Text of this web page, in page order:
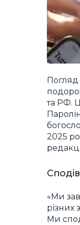
та РФ.
2025
«Ми
різних
Ми